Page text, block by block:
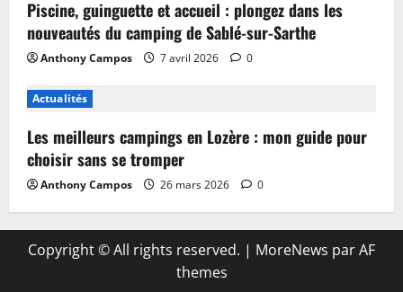
Piscine, guinguette et accueil : plongez dans les
nouveautés du camping de Sablé-sur-Sarthe
Anthony Campos 7 avril 2026 0
Actualités
Les meilleurs campings en Lozère : mon guide pour
choisir sans se tromper
Anthony Campos 26 mars 2026 0
Copyright © All rights reserved. | MoreNews par AF
themes